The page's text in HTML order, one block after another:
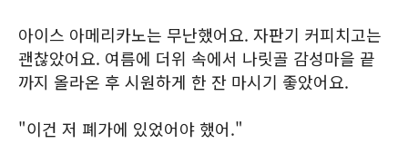
아이스 아메리카노는 무난했어요. 자판기 커피치고는
괜찮았어요. 여름에 더위 속에서 나릿골 감성마을 끝
까지 올라온 후 시원하게 한 잔 마시기 좋았어요.
"이건 저 폐가에 있었어야 했어."